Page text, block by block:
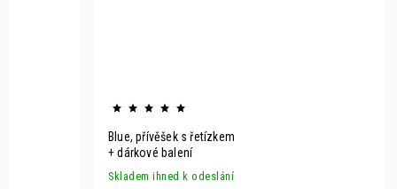
Blue, přívěšek s řetízkem
+ dárkové balení
Skladem ihned k odeslání